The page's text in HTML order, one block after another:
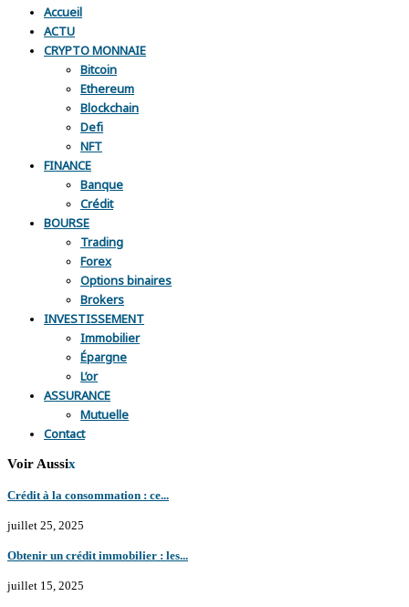
Accueil
ACTU
CRYPTO MONNAIE
Bitcoin
Ethereum
Blockchain
Defi
NFT
FINANCE
Banque
Crédit
BOURSE
Trading
Forex
Options binaires
Brokers
INVESTISSEMENT
Immobilier
Épargne
L’or
ASSURANCE
Mutuelle
Contact
Voir Aussix
Crédit à la consommation : ce...
juillet 25, 2025
Obtenir un crédit immobilier : les...
juillet 15, 2025